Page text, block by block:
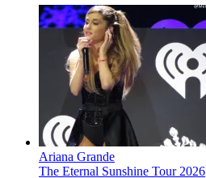
Ariana Grande
The Eternal Sunshine Tour 2026